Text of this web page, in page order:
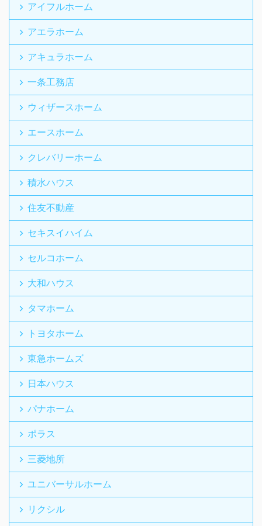
アイフルホーム
アエラホーム
アキュラホーム
一条工務店
ウィザースホーム
エースホーム
クレバリーホーム
積水ハウス
住友不動産
セキスイハイム
セルコホーム
大和ハウス
タマホーム
トヨタホーム
東急ホームズ
日本ハウス
パナホーム
ポラス
三菱地所
ユニバーサルホーム
リクシル